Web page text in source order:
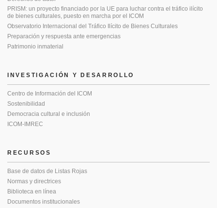
PRISM: un proyecto financiado por la UE para luchar contra el tráfico ilícito
de bienes culturales, puesto en marcha por el ICOM
Observatorio Internacional del Tráfico Ilícito de Bienes Culturales
Preparación y respuesta ante emergencias
Patrimonio inmaterial
INVESTIGACIÓN Y DESARROLLO
Centro de Información del ICOM
Sostenibilidad
Democracia cultural e inclusión
ICOM-IMREC
RECURSOS
Base de datos de Listas Rojas
Normas y directrices
Biblioteca en línea
Documentos institucionales